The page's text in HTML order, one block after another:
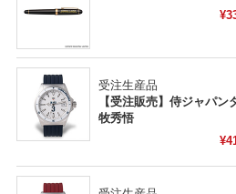
受注生産品
【受注販売】侍ジャパ
牧秀悟